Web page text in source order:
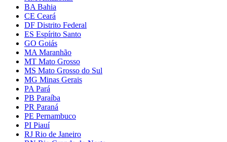
BA Bahia
CE Ceará
DF Distrito Federal
ES Espírito Santo
GO Goiás
MA Maranhão
MT Mato Grosso
MS Mato Grosso do Sul
MG Minas Gerais
PA Pará
PB Paraíba
PR Paraná
PE Pernambuco
PI Piauí
RJ Rio de Janeiro